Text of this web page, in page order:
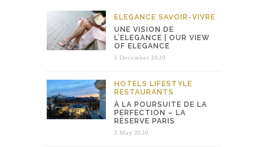
ELEGANCE SAVOIR-VIVRE
UNE VISION DE
L’ELEGANCE | OUR VIEW
OF ELEGANCE
5 December 2020
HOTELS LIFESTYLE
RESTAURANTS
À LA POURSUITE DE LA
PERFECTION – LA
RÉSERVE PARIS
2 May 2020